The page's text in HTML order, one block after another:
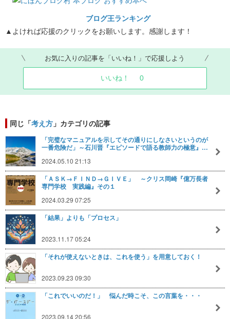
ブログ王ランキング
▲よければ応援のクリックをお願いします。感謝します！
お気に入りの記事を「いいね！」で応援しよう
いいね！ 0
同じ「考え方 」カテゴリの記事
「完璧なマニュアルを示してその通りにしなさいというのが
一番危険だ」～石川晋『エピソードで語る教師力の極意』…
2024.05.10 21:13
「ＡＳＫ→ＦＩＮＤ→ＧＩＶＥ」 ～クリス岡崎『億万長者
専門学校 実践編』その１
2024.03.29 07:25
「結果」よりも「プロセス」
2023.11.17 05:24
「それが使えないときは、これを使う」を用意しておく！
2023.09.23 09:30
「これでいいのだ！」 悩んだ時こそ、この言葉を・・・
2023.09.14 20:56